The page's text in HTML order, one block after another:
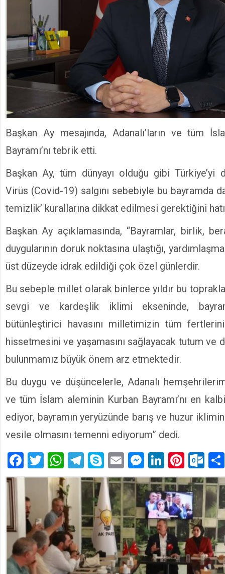
Başkan Ay mesajında, Adanalı’ların ve tüm
Bayramı’nı tebrik etti.
Başkan Ay, tüm dünyayı olduğu gibi Türkiye’yi
Virüs (Covid-19) salgını sebebiyle bu bayramda
temizlik’ kurallarına dikkat edilmesi gerektiğini
Başkan Ay açıklamasında, “Bayramlar, birlik,
duygularının doruk noktasına ulaştığı,
üst düzeyde idrak edildiği çok özel günlerdir.
Bu sebeple millet olarak binlerce yıldır bu
sevgi ve kardeşlik iklimi ekseninde,
bütünleştirici havasını milletimizin tüm
hissetmesini ve yaşamasını sağlayacak tutum ve
bulunmamız büyük önem arz etmektedir.
Bu duygu ve düşüncelerle, Adanalı
ve tüm İslam aleminin Kurban Bayramı’nı en
ediyor, bayramın yeryüzünde barış ve huzur
vesile olmasını temenni ediyorum” dedi.
Facebook
Twitter
WhatsApp
Telegram
SkypeEmailMessenger
LinkedIn